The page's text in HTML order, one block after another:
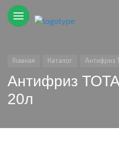
Главная Каталог Антифриз
Антифриз
20л